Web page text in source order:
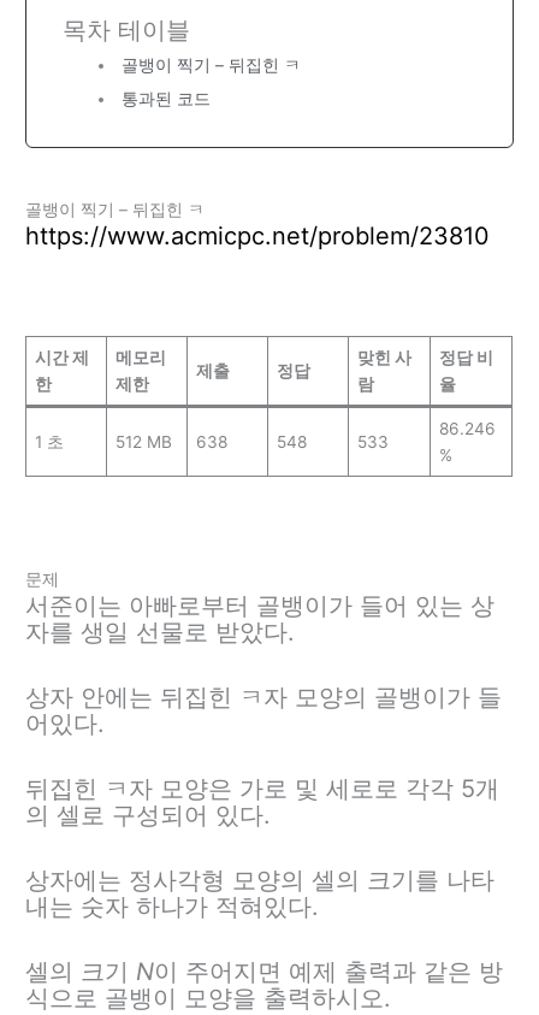
목차 테이블
골뱅이 찍기 – 뒤집힌 ㅋ
통과된 코드
골뱅이 찍기 – 뒤집힌 ㅋ
https://www.acmicpc.net/problem/23810
시간 제
한
메모리
제한
제출 정답
맞힌 사
람
정답 비
율
1 초 512 MB 638 548 533
86.246
%
문제
서준이는 아빠로부터 골뱅이가 들어 있는 상
자를 생일 선물로 받았다.
상자 안에는 뒤집힌 ㅋ자 모양의 골뱅이가 들
어있다.
뒤집힌 ㅋ자 모양은 가로 및 세로로 각각 5개
의 셀로 구성되어 있다.
상자에는 정사각형 모양의 셀의 크기를 나타
내는 숫자 하나가 적혀있다.
셀의 크기 N이 주어지면 예제 출력과 같은 방
식으로 골뱅이 모양을 출력하시오.